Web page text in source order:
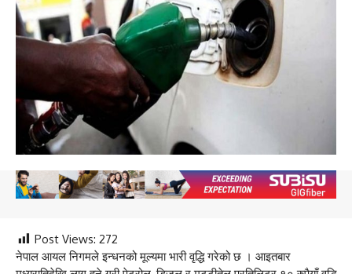
Post Views: 272
नेपाल आयल निगमले इन्धनको मूल्यमा भारी वृद्धि गरेको छ । आइतबार